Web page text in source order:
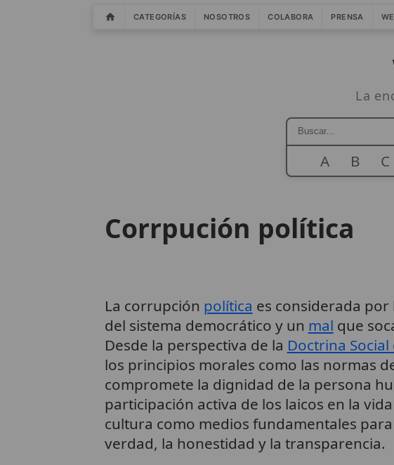
CATEGORÍAS NOSOTROS COLABORA PRENSA
La
A B C
Corrpución política
La corrupción política es considerada por
del sistema democrático y un mal que
Desde la perspectiva de la Doctrina
los principios morales como las normas
compromete la dignidad de la persona
participación activa de los laicos en la
cultura como medios fundamentales
verdad, la honestidad y la transparencia.